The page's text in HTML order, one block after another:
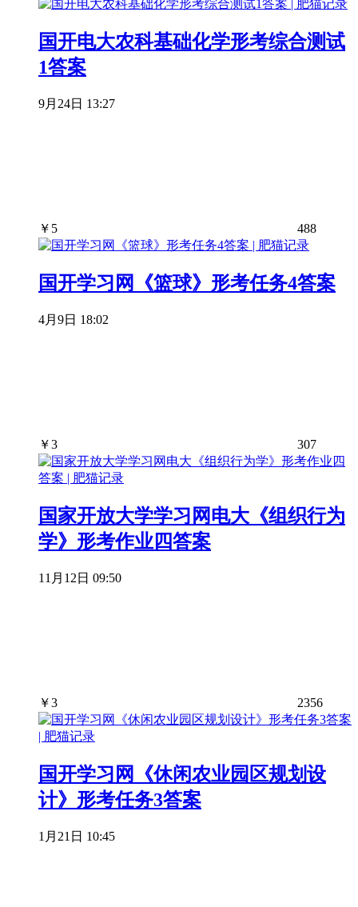
国开电大农科基础化学形考综合测试
1答案
9月24日 13:27
￥ 5 488
国开学习网《篮球》形考任务4答案
4月9日 18:02
￥3 307
国家开放大学学习网电大《组织行为
学》形考作业四答案
11月12日 09:50
￥3 2356
国开学习网《休闲农业园区规划设
计》形考任务3答案
1月21日 10:45